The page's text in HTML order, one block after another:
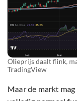
Olieprijs daalt flink,
TradingView
Maar de markt